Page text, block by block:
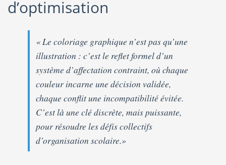
d’optimisation
« Le coloriage graphique n’est pas qu’une
illustration : c’est le reflet formel d’un
système d’affectation contraint, où chaque
couleur incarne une décision validée,
chaque conflit une incompatibilité évitée.
C’est là une clé discrète, mais puissante,
pour résoudre les défis collectifs
d’organisation scolaire.»